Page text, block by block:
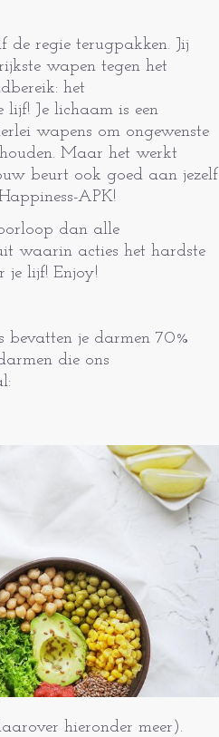
de regie terugpakken. Jij
wapen tegen het
het
lijf! Je lichaam is een
wapens om ongewenste
Maar het werkt
beurt ook goed aan jezelf
APK!
dan alle
waarin acties het hardste
je lijf! Enjoy!
bevatten je darmen 70%
die ons
hieronder meer).